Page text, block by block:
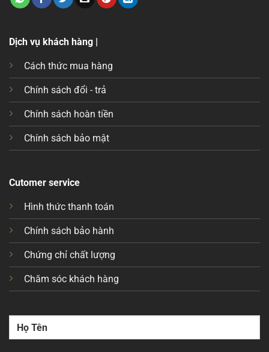
Dịch vụ khách hàng |
Cách thức mua hàng
Chính sách đổi - trả
Chính sách hoàn tiền
Chính sách bảo mật
Cutomer service
Hình thức thanh toán
Chính sách bảo hành
Chứng chỉ chất lượng
Chăm sóc khách hàng